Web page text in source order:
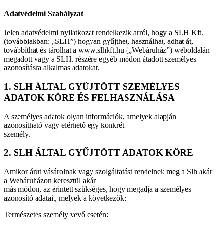
Adatvédelmi Szabályzat
Jelen adatvédelmi nyilatkozat rendelkezik arról, hogy a SLH Kft.
(továbbiakban: „SLH”) hogyan gyűjthet, használhat, adhat át,
továbbíthat és tárolhat a www.slhkft.hu („Webáruház”) weboldalán
megadott vagy a SLH. részére egyéb módon átadott személyes
azonosításra alkalmas adatokat.
1. SLH ÁLTAL GYŰJTÖTT SZEMÉLYES
ADATOK KÖRE ÉS FELHASZNÁLÁSA
A személyes adatok olyan információk, amelyek alapján
azonosítható vagy elérhető egy konkrét
személy.
2. SLH ÁLTAL GYŰJTÖTT ADATOK KÖRE
Amikor árut vásárolnak vagy szolgáltatást rendelnek meg a Slh akár
a Webáruházon keresztül akár
más módon, az érintett szükséges, hogy megadja a személyes
azonosító adatait, melyek a következők:
Természetes személy vevő esetén: